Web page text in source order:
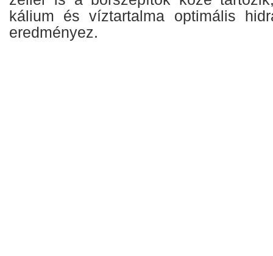
kálium és víztartalma optimális
eredményez.